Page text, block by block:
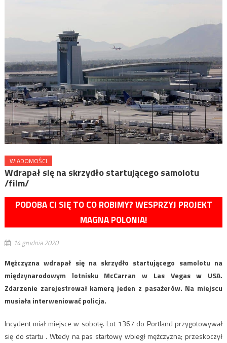
WIADOMOŚCI
Wdrapał się na skrzydło startującego samolotu
/film/
PODOBA CI SIĘ TO CO ROBIMY? WESPRZYJ PROJEKT
MAGNA POLONIA!
14 grudnia 2020
Mężczyzna wdrapał się na skrzydło startującego samolotu na
międzynarodowym lotnisku McCarran w Las Vegas w USA.
Zdarzenie zarejestrował kamerą jeden z pasażerów. Na miejscu
musiała interweniować policja.
Incydent miał miejsce w sobotę. Lot 1367 do Portland przygotowywał
się do startu . Wtedy na pas startowy wbiegł mężczyzna; przeskoczył